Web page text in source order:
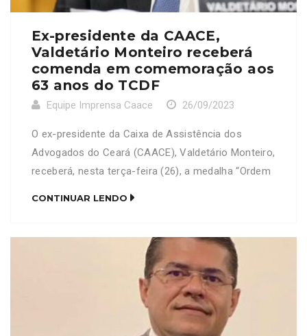
Ex-presidente da CAACE,
Valdetário Monteiro receberá
comenda em comemoração aos
63 anos do TCDF
Equipe Imprensa Caace 26/09/2023
O ex-presidente da Caixa de Assistência dos
Advogados do Ceará (CAACE), Valdetário Monteiro,
receberá, nesta terça-feira (26), a medalha “Ordem
personalidades que, no exercício de suas
funções, prestaram serviços relevantes para a
defesa dos recursos […]
CONTINUAR LENDO